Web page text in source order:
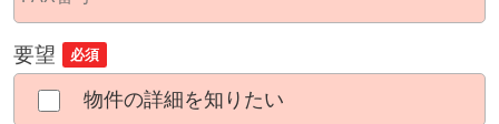
要望 必須
物件の詳細を知りたい